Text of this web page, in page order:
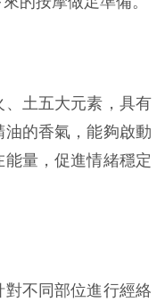
土五大元素，具有
的香氣，能夠啟動
量，促進情緒穩定
不同部位進行經絡